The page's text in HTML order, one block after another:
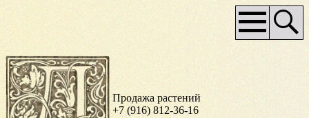
Продажа растений
+7 (916) 812-36-16
Основное
меню